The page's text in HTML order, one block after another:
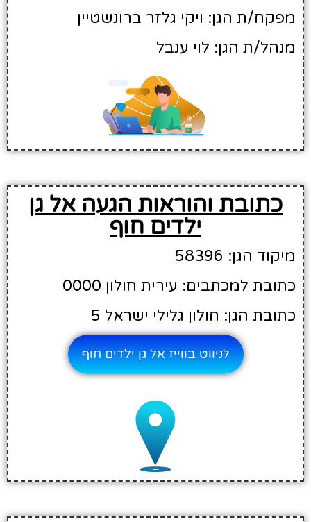
מפקח/ת הגן: ויקי גלזר ברונשטיין
מנהל/ת הגן: לוי ענבל
כתובת והוראות הגעה אל גן
ילדים חוף
מיקוד הגן: 58396
כתובת למכתבים: עירית חולון 0000
כתובת הגן: חולון גלילי ישראל 5
לניווט בווייז אל גן ילדים חוף